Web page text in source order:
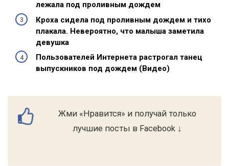
лежала под проливным дождем
Кроха сидела под проливным дождем и тихо
плакала. Невероятно, что малыша заметила
девушка
Пользователей Интернета растрогал танец
выпускников под дождем (Видео)
Жми «Нравится» и получай только
лучшие посты в Facebook ↓